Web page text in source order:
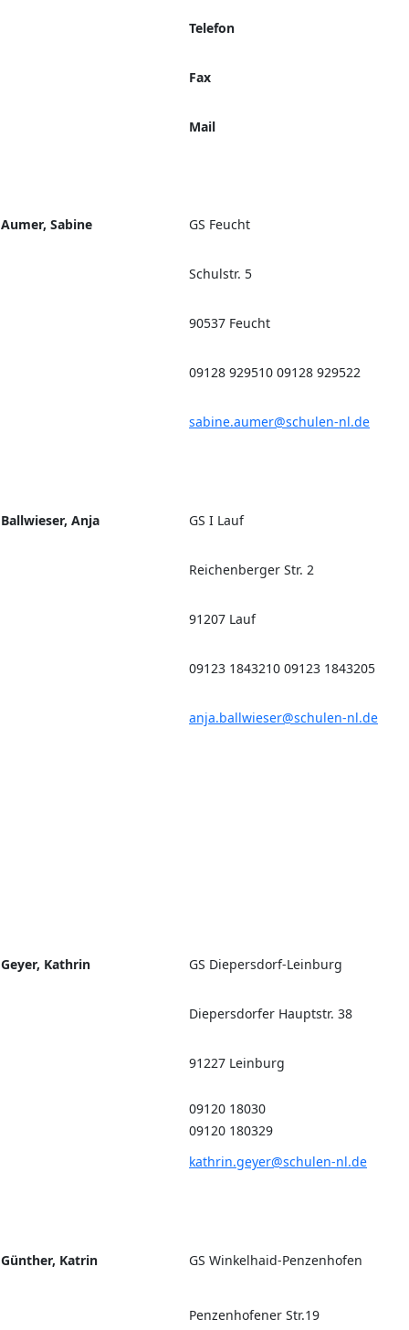
Telefon
Fax
Mail
Aumer, Sabine GS Feucht
Schulstr. 5
90537 Feucht
09128 929510 09128 929522
sabine.aumer@schulen-nl.de
Ballwieser, Anja GS I Lauf
Reichenberger Str. 2
91207 Lauf
09123 1843210 09123 1843205
anja.ballwieser@schulen-nl.de
Geyer, Kathrin GS Diepersdorf-Leinburg
Diepersdorfer Hauptstr. 38
91227 Leinburg
09120 18030
09120 180329
kathrin.geyer@schulen-nl.de
Günther, Katrin GS Winkelhaid-Penzenhofen
Penzenhofener Str.19